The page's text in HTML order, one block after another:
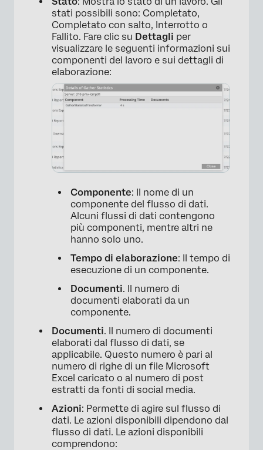
stati possibili sono: Completato,
Completato con salto, Interrotto o
Fallito. Fare clic su Dettagli per
visualizzare le seguenti informazioni sui
componenti del lavoro e sui dettagli di
elaborazione:
Componente: Il nome di un
componente del flusso di dati.
Alcuni flussi di dati contengono
più componenti, mentre altri ne
hanno solo uno.
Tempo di elaborazione: Il tempo di
esecuzione di un componente.
Documenti. Il numero di
documenti elaborati da un
componente.
Documenti. Il numero di documenti
elaborati dal flusso di dati, se
applicabile. Questo numero è pari al
numero di righe di un file Microsoft
Excel caricato o al numero di post
estratti da fonti di social media.
Azioni: Permette di agire sul flusso di
dati. Le azioni disponibili dipendono dal
flusso di dati. Le azioni disponibili
comprendono: